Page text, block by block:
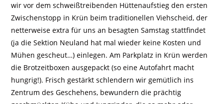
wir vor dem schweißtreibenden Hüttenaufstieg den ersten
Zwischenstopp in Krün beim traditionellen Viehscheid, der
netterweise extra für uns an besagten Samstag stattfindet
(ja die Sektion Neuland hat mal wieder keine Kosten und
Mühen gescheut…) einlegen. Am Parkplatz in Krün werden
die Brotzeitboxen ausgepackt (so eine Autofahrt macht
hungrig!). Frisch gestärkt schlendern wir gemütlich ins
Zentrum des Geschehens, bewundern die prächtig